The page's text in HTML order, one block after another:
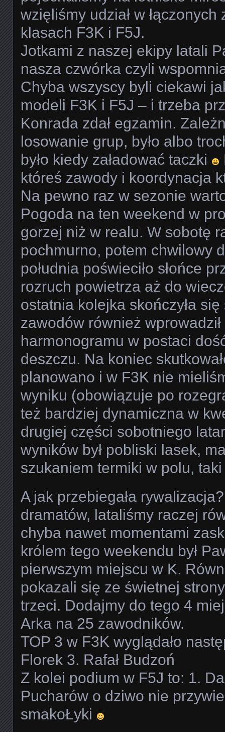
wzięliśmy udział w
klasach F3K i F5J.
Jotkami z naszej ekipy latali
nasza czwórka czyli
Chyba wszyscy byli ciekawi
modeli F3K i F5J – i trzeba
Konrada zdał egzamin.
losowanie grup, było albo
było kiedy załadować taczki
któreś zawody i koordynacja
Na pewno raz w sezonie
Pogoda na ten weekend w
gorzej niż w realu. W sobotę
pochmurno, potem chwilowy
południa poświeciło słońce
rozruch powietrza aż do
ostatnia kolejka skończyła
zawodów również
harmonogramu w postaci
deszczu. Na koniec
planowano i w F3K nie
wyniku (obowiązuje po
też bardziej dynamiczna w
drugiej części sobotniego
wyników był pobliski lasek,
szukaniem termiki w polu,
A jak przebiegała
dramatów, lataliśmy raczej
chyba nawet momentami
królem tego weekendu był
pierwszym miejscu w K.
pokazali się ze świetnej
trzeci. Dodajmy do tego 4
Arka na 25 zawodników.
TOP 3 w F3K wyglądało
Florek 3. Rafał Budzoń
Z kolei podium w F5J to: 1.
Pucharów o dziwo nie
smakoŁyki